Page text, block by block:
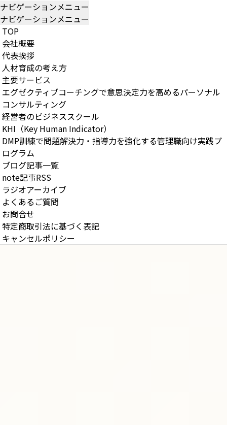
ナビゲーションメニュー
ナビゲーションメニュー
TOP
会社概要
代表挨拶
人材育成の考え方
主要サービス
エグゼクティブコーチングで意思決定力を高めるパーソナル
コンサルティング
経営者のビジネススクール
KHI（Key Human Indicator）
DMP訓練で問題解決力・指導力を強化する管理職向け実践プ
ログラム
ブログ記事一覧
note記事RSS
ラジオアーカイブ
よくあるご質問
お問合せ
特定商取引法に基づく表記
キャンセルポリシー